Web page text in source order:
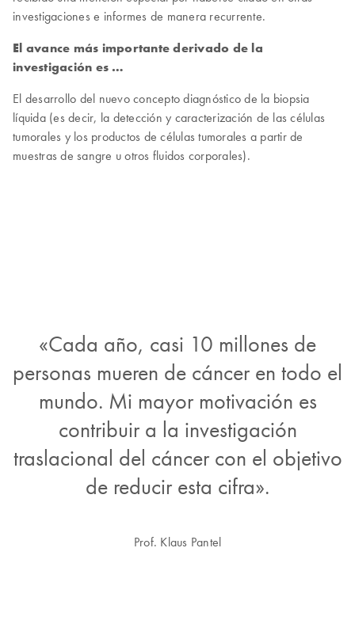
investigaciones e informes de manera recurrente.
El avance más importante derivado de la
investigación es …
El desarrollo del nuevo concepto diagnóstico de la biopsia
líquida (es decir, la detección y caracterización de las células
tumorales y los productos de células tumorales a partir de
muestras de sangre u otros fluidos corporales).
«Cada año, casi 10 millones de
personas mueren de cáncer en todo el
mundo. Mi mayor motivación es
contribuir a la investigación
traslacional del cáncer con el objetivo
de reducir esta cifra».
Prof. Klaus Pantel